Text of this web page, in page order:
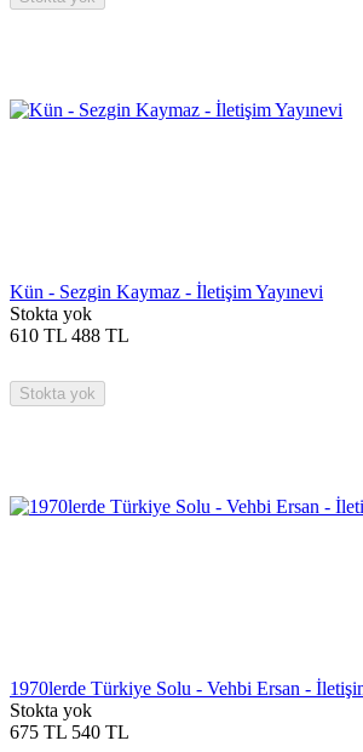
Kün - Sezgin Kaymaz - İletişim Yayınevi
Stokta yok
610 TL 488 TL
Stokta yok
1970lerde Türkiye Solu - Vehbi Ersan -
Stokta yok
675 TL 540 TL